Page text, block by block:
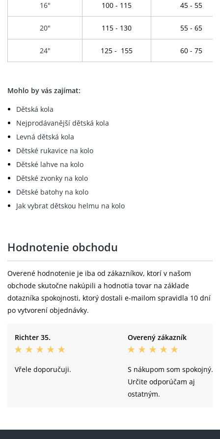
16" 100 - 115 45 - 55
20" 115 - 130 55 - 65
24" 125 - 155 60 - 75
Mohlo by vás zajímat:
Dětská kola
Nejprodávanější dětská kola
Levná dětská kola
Dětské rukavice na kolo
Dětské lahve na kolo
Dětské zvonky na kolo
Dětské batohy na kolo
Jak vybrat dětskou helmu na kolo
Hodnotenie obchodu
Overené hodnotenie je iba od zákazníkov, ktorí v našom
obchode skutočne nakúpili a hodnotia tovar na základe
dotazníka spokojnosti, ktorý dostali e-mailom spravidla 10 dní
po vytvorení objednávky.
Richter 35.
Vřele doporučuji.
Overený zákazník
S nákupom som spokojný.
Určite odporúčam aj
ostatným.